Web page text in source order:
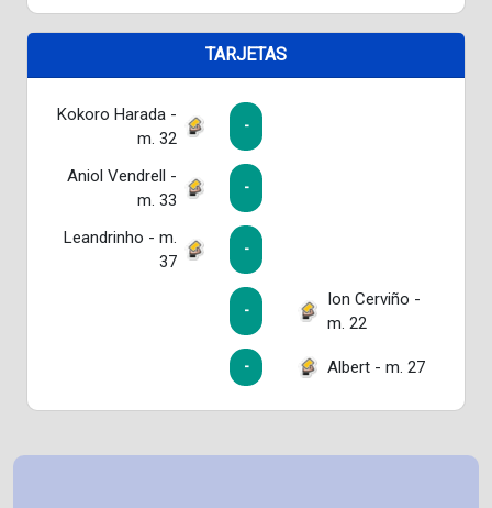
TARJETAS
Kokoro Harada -
m. 32
-
Aniol Vendrell -
m. 33
-
Leandrinho - m.
37
-
-
Ion Cerviño -
m. 22
- Albert - m. 27